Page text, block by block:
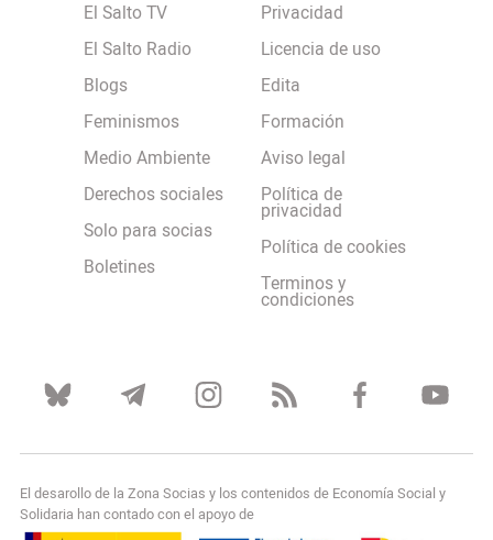
El Salto TV
El Salto Radio
Blogs
Feminismos
Medio Ambiente
Derechos sociales
Solo para socias
Boletines
Privacidad
Licencia de uso
Edita
Formación
Aviso legal
Política de
privacidad
Política de cookies
Terminos y
condiciones
El desarollo de la Zona Socias y los contenidos de Economía Social y
Solidaria han contado con el apoyo de